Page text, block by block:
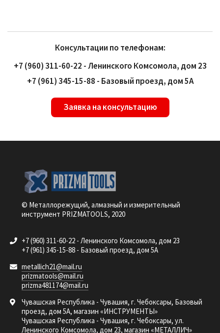
Консультации по телефонам:
+7 (960) 311-60-22 - Ленинского Комсомола, дом 23
+7 (961) 345-15-88 - Базовый проезд, дом 5А
Заявка на консультацию
© Металлорежущий, алмазный и измерительный
инструмент PRIZMATOOLS, 2020
+7 (960) 311-60-22 - Ленинского Комсомола, дом 23
+7 (961) 345-15-88 - Базовый проезд, дом 5А
metallich21@mail.ru
prizmatools@mail.ru
prizma481174@mail.ru
Чувашская Республика - Чувашия, г. Чебоксары, Базовый
проезд, дом 5А, магазин «ИНСТРУМЕНТЫ»
Чувашская Республика - Чувашия, г. Чебоксары, ул.
Ленинского Комсомола, дом 23, магазин «МЕТАЛЛИЧ»